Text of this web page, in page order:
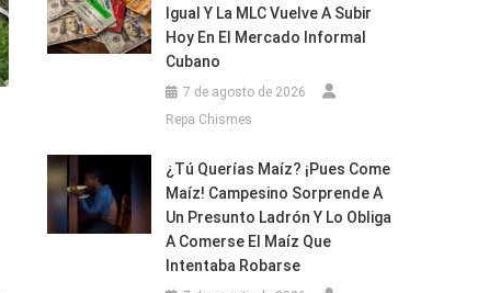
Igual Y La MLC Vuelve A Subir
Hoy En El Mercado Informal
Cubano
7 de agosto de 2026
Repa Chismes
¿Tú Querías Maíz? ¡Pues Come
Maíz! Campesino Sorprende A
Un Presunto Ladrón Y Lo Obliga
A Comerse El Maíz Que
Intentaba Robarse